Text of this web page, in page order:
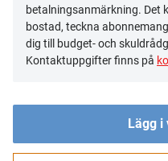
betalningsanmärkning. Det
bostad, teckna
dig till budget- och
Kontaktuppgifter finns på
Lägg i